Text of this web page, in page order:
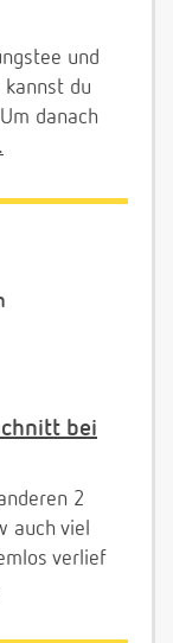
und
kannst du
danach
bei
2
auch viel
verlief